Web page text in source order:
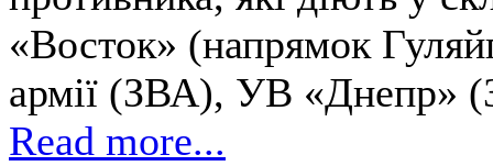
«Восток» (напрямок
армії (ЗВА), УВ «Днепр»
Read more...